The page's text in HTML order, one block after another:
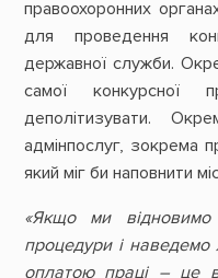
правоохоронних
для проведення
державної служби.
самої конкурсної
деполітизувати.
адмінпослуг, зокрема
який міг би наповнити
«Якщо ми відновимо
процедури і наведемо
оплатою праці – це